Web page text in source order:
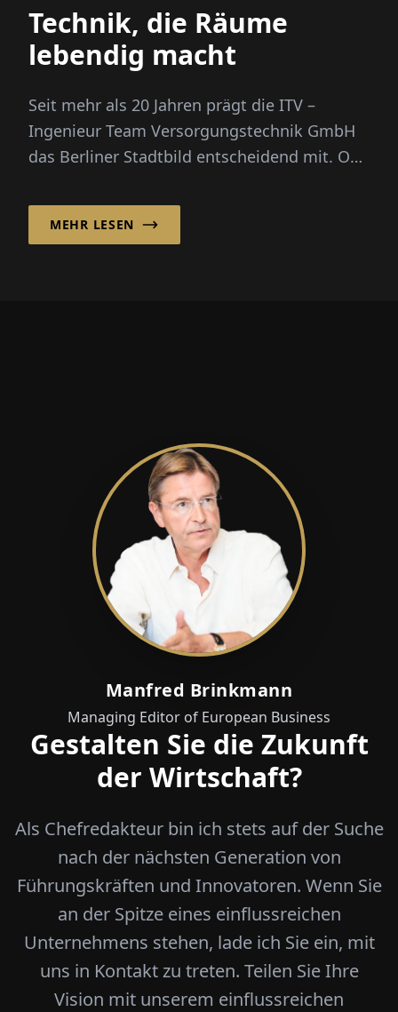
Technik, die Räume
lebendig macht
Seit mehr als 20 Jahren prägt die ITV –
Ingenieur Team Versorgungstechnik GmbH
das Berliner Stadtbild entscheidend mit. Ob
MEHR LESEN
Manfred Brinkmann
Managing Editor of European Business
Gestalten Sie die Zukunft
der Wirtschaft?
Als Chefredakteur bin ich stets auf der Suche
nach der nächsten Generation von
Führungskräften und Innovatoren. Wenn Sie
an der Spitze eines einflussreichen
Unternehmens stehen, lade ich Sie ein, mit
uns in Kontakt zu treten. Teilen Sie Ihre
Vision mit unserem einflussreichen